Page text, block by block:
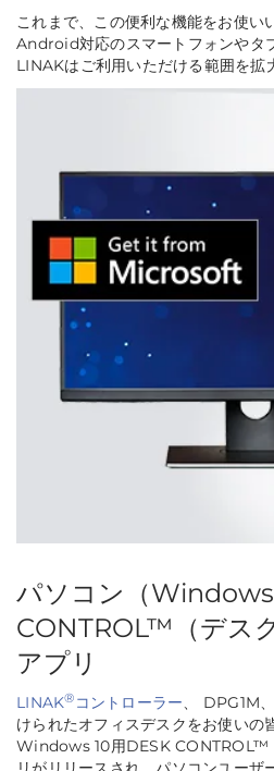
これまで、この便利な機能をお使い
Android対応のスマートフォンやタ
LINAKはご利用いただける範囲を拡
パソコン（
CONTROL™（デス
アプリ
LINAK® コントローラー、 DPG1M
けられたオフィスデスクをお使いの
Windows 10用DESK CONTROL™